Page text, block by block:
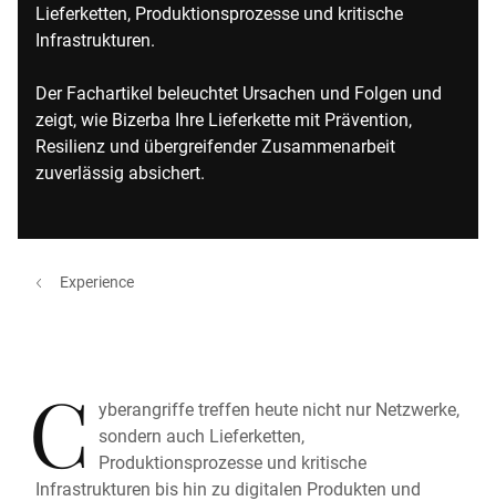
Lieferketten, Produktionsprozesse und kritische
Infrastrukturen.
Der Fachartikel beleuchtet Ursachen und Folgen und
zeigt, wie Bizerba Ihre Lieferkette mit Prävention,
Resilienz und übergreifender Zusammenarbeit
zuverlässig absichert.
Experience
C
yberangriffe treffen heute nicht nur Netzwerke,
sondern auch Lieferketten,
Produktionsprozesse und kritische
Infrastrukturen bis hin zu digitalen Produkten und